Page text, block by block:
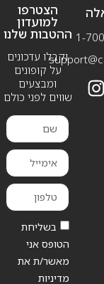
1-
הצטרפו
למועדון
ההטבות שלנו
וקבלו עדכונים
על קופונים
ומבצעים
שווים לפני כולם
בשליחת
הטופס אני
מאשר/ת את
מדיניות